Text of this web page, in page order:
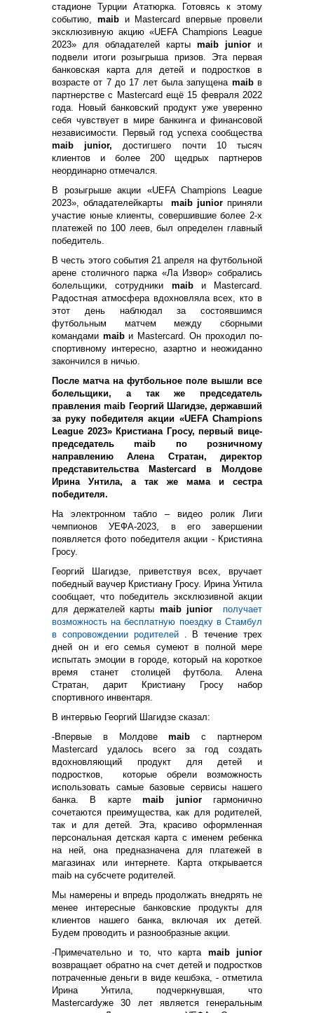
стадионе Турции Ататюрка. Готовясь к этому
событию, maib и Mastercard впервые провели
эксклюзивную акцию «UEFA Champions League
2023» для обладателей карты maib junior и
подвели итоги розыгрыша призов.
Эта первая
банковская карта для детей и подростков в
возрасте от 7 до 17 лет была запущена maibв
партнерстве с Mastercard ещё 15 февраля 2022
года. Новый банковский продукт уже уверенно
себя чувствует в мире банкинга и финансовой
независимости. Первый год успеха сообщества
maib junior, достигшего почти 10 тысяч
клиентов и более 200 щедрых партнеров
неординарно отмечался.
В розыгрыше акции «UEFA Champions League
2023», обладателейкарты maib junior приняли
участие юные клиенты, совершившие более 2-х
платежей по 100 леев, был определен главный
победитель.
В честь этого события 21 апреля на футбольной
арене столичного парка «Ла Извор» собрались
болельщики, сотрудники maib
и Mastercard.
Радостная атмосфера вдохновляла всех, кто в
этот день наблюдал за состоявшимся
футбольным матчем между сборными
командами maib и Mastercard. Он проходил по-
спортивному интересно, азартно и неожиданно
закончился в ничью.
После матча на футбольное поле вышли все
болельщики, а так же председатель
правления maib Георгий Шагидзе, державший
за руку победителя акции «UEFA Champions
League 2023» Кристиана Гросу, первый вице-
председатель maib по розничному
направлению Алена Стратан, директор
представительства Mastercard в Молдове
Ирина Унтила, а так же мама и сестра
победителя.
На электронном табло – видео ролик Лиги
чемпионов УЕФА-2023, в его завершении
появляется фото победителя акции - Кристияна
Гросу.
Георгий Шагидзе, приветствуя всех, вручает
победный ваучер Кристиану Гросу. Ирина Унтила
сообщает, что победитель эксклюзивной акции
для держателей карты maib junior получает
возможность на бесплатную поездку в Стамбул
в сопровождении родителей. В течение трех
дней он и его семья сумеют в полной мере
испытать эмоции в городе, который на короткое
время станет столицей футбола. Алена
Стратан, дарит Кристиану Гросу набор
спортивного инвентаря.
В интервью Георгий Шагидзе сказал:
-Впервые в Молдовеmaib
с партнером
Mastercard удалось всего за год создать
вдохновляющий продукт для детей и
подростков, которые обрели возможность
использовать самые базовые сервисы нашего
банка. В картеmaib juniorгармонично
сочетаются преимущества, как для родителей,
так и для детей. Эта, красиво оформленная
персональная детская карта с именем ребенка
на ней, она предназначена для платежей в
магазинах или интернете. Карта открывается
maib на субсчете родителей.
Мы намерены и впредь продолжать внедрять не
менее интересные банковские продукты для
клиентов нашего банка, включая их детей.
Будем проводить и разнообразные акции.
-Примечательно и то, что карта maib junior
возвращает обратно на счет детей и подростков
потраченные деньги в виде кешбэка, - отметила
Ирина Унтила, подчеркнувшая, что
Mastercardуже 30 лет является генеральным